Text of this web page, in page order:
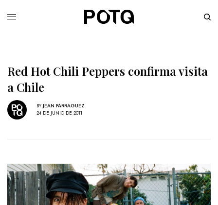
Red Hot Chili Peppers confirma visita
a Chile
BY JEAN PARRAGUEZ
24 DE JUNIO DE 2011